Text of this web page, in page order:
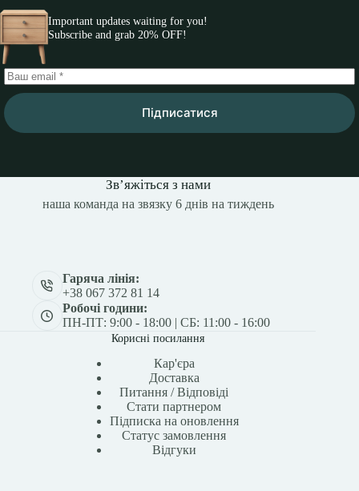
Important updates waiting for you!
Subscribe and grab 20% OFF!
Підписатися
Зв’яжіться з нами
наша команда на звязку 6 днів на тиждень
Гаряча лінія:
+38 067 372 81 14
Робочі години:
ПН-ПТ: 9:00 - 18:00 | СБ: 11:00 - 16:00
Корисні посилання
Кар'єра
Доставка
Питання / Відповіді
Стати партнером
Підписка на оновлення
Статус замовлення
Відгуки